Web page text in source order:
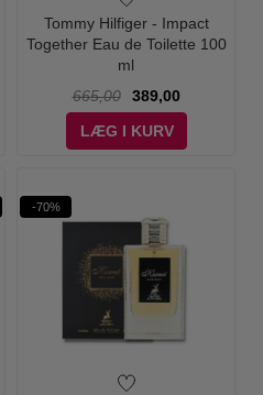
Tommy Hilfiger - Impact
Together Eau de Toilette 100
ml
665,00
389,00
LÆG I KURV
-70%